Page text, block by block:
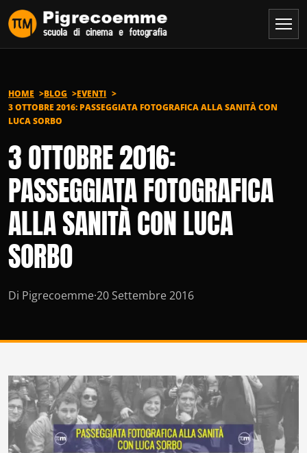
Vai al contenuto
HOME BLOG
EVENTI
3 OTTOBRE 2016: PASSEGGIATA FOTOGRAFICA ALLA SANITÀ CON
LUCA SORBO
3 OTTOBRE 2016:
PASSEGGIATA FOTOGRAFICA
ALLA SANITÀ CON LUCA
SORBO
Di Pigrecoemme·20 Settembre 2016